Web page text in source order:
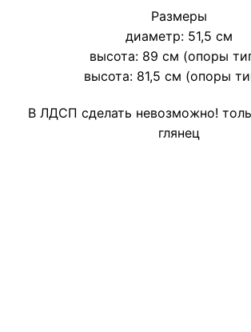
Размеры
диаметр: 51,5 см
высота: 89 см (опоры
высота: 81,5 см (опоры
В ЛДСП сделать невозможно!
глянец